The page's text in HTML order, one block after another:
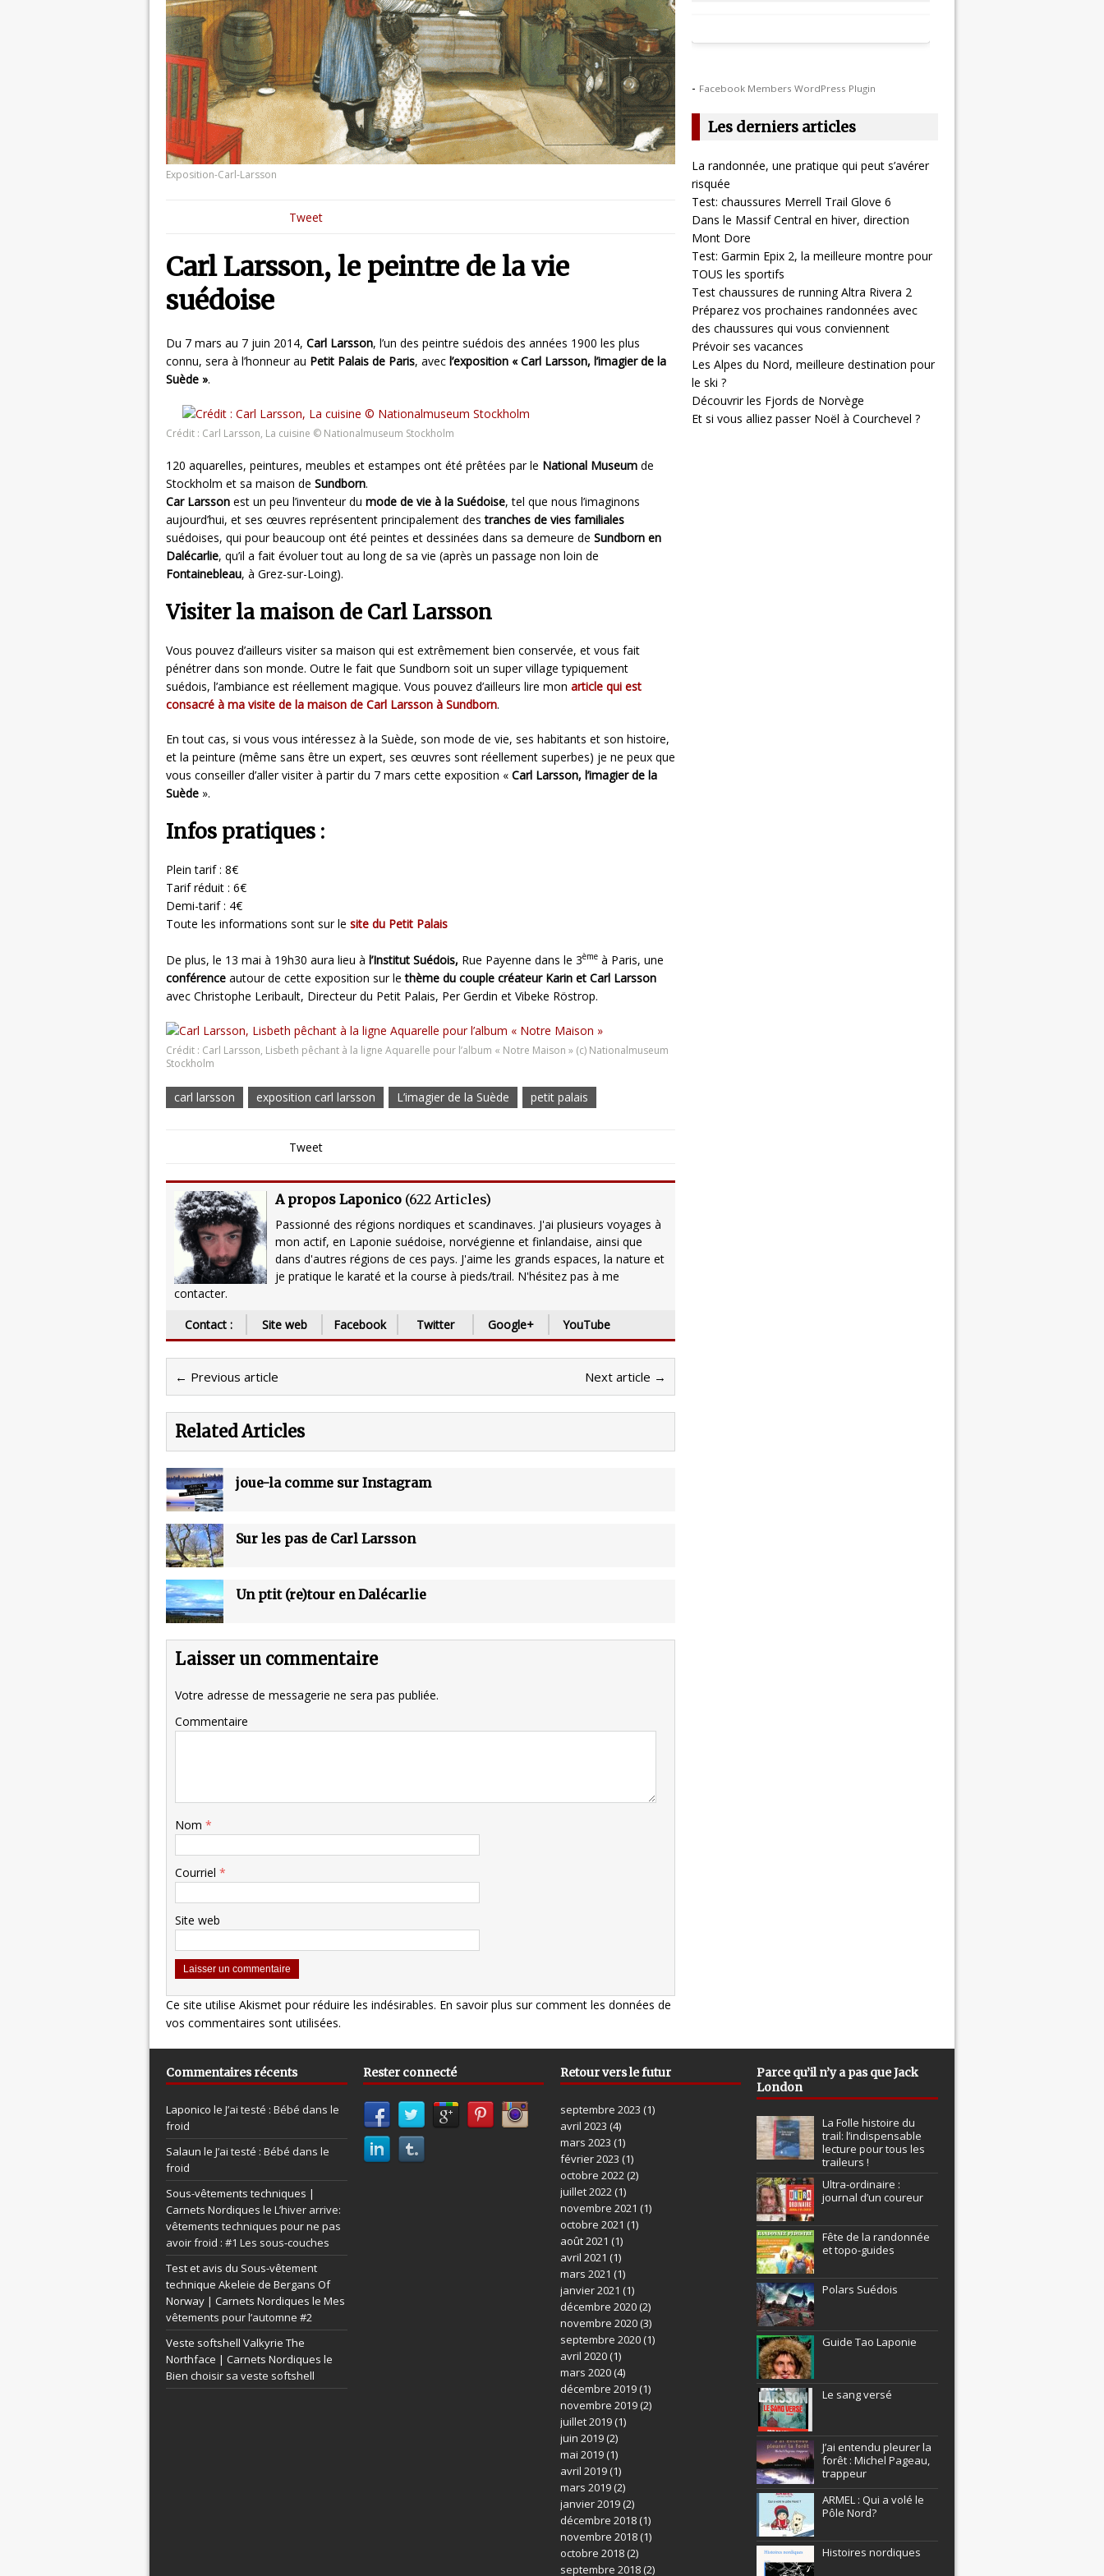
Exposition-Carl-Larsson
Tweet
Carl Larsson, le peintre de la vie
suédoise
Du 7 mars au 7 juin 2014, Carl Larsson, l’un des peintre suédois des années 1900 les plus
connu, sera à l’honneur au Petit Palais de Paris, avec l’exposition « Carl Larsson, l’imagier de la
Suède ».
Crédit : Carl Larsson, La cuisine © Nationalmuseum Stockholm
120 aquarelles, peintures, meubles et estampes ont été prêtées par le National Museum de
Stockholm et sa maison de Sundborn.
Car Larsson est un peu l’inventeur du mode de vie à la Suédoise, tel que nous l’imaginons
aujourd’hui, et ses œuvres représentent principalement destranches de vies familiales
suédoises, qui pour beaucoup ont été peintes et dessinées dans sa demeure de Sundborn en
Dalécarlie, qu’il a fait évoluer tout au long de sa vie (après un passage non loin de
Fontainebleau, à Grez-sur-Loing).
Visiter la maison de Carl Larsson
Vous pouvez d’ailleurs visiter sa maison qui est extrêmement bien conservée, et vous fait
pénétrer dans son monde. Outre le fait que Sundborn soit un super village typiquement
suédois, l’ambiance est réellement magique. Vous pouvez d’ailleurs lire mon article qui est
consacré à ma visite de la maison de Carl Larsson à Sundborn.
En tout cas, si vous vous intéressez à la Suède, son mode de vie, ses habitants et son histoire,
et la peinture (même sans être un expert, ses œuvres sont réellement superbes) je ne peux que
vous conseiller d’aller visiter à partir du 7 mars cette exposition « Carl Larsson, l’imagier de la
Suède ».
Infos pratiques :
Plein tarif : 8€
Tarif réduit : 6€
Demi-tarif : 4€
Toute les informations sont sur le site du Petit Palais
De plus, le 13 mai à 19h30 aura lieu à l’Institut Suédois, Rue Payenne dans le 3ème à Paris, une
conférence autour de cette exposition sur lethème du couple créateur Karin et Carl Larsson
avec Christophe Leribault, Directeur du Petit Palais, Per Gerdin et Vibeke Röstrop.
Crédit : Carl Larsson, Lisbeth pêchant à la ligne Aquarelle pour l’album « Notre Maison » (c) Nationalmuseum
Stockholm
carl larsson exposition carl larsson L’imagier de la Suède petit palais
Tweet
A propos Laponico (622 Articles)
Passionné des régions nordiques et scandinaves. J'ai plusieurs voyages à
mon actif, en Laponie suédoise, norvégienne et finlandaise, ainsi que
dans d'autres régions de ces pays. J'aime les grands espaces, la nature et
je pratique le karaté et la course à pieds/trail. N'hésitez pas à me
contacter.
Contact :
Site web Facebook Twitter Google+ YouTube
← Previous article Next article →
Related Articles
joue-la comme sur Instagram
Sur les pas de Carl Larsson
Un ptit (re)tour en Dalécarlie
Laisser un commentaire
Votre adresse de messagerie ne sera pas publiée.
Commentaire
Nom *
Courriel *
Site web
Ce site utilise Akismet pour réduire les indésirables. En savoir plus sur comment les données de
vos commentaires sont utilisées.
- Facebook Members WordPress Plugin
Les derniers articles
La randonnée, une pratique qui peut s’avérer
risquée
Test: chaussures Merrell Trail Glove 6
Dans le Massif Central en hiver, direction
Mont Dore
Test: Garmin Epix 2, la meilleure montre pour
TOUS les sportifs
Test chaussures de running Altra Rivera 2
Préparez vos prochaines randonnées avec
des chaussures qui vous conviennent
Prévoir ses vacances
Les Alpes du Nord, meilleure destination pour
le ski ?
Découvrir les Fjords de Norvège
Et si vous alliez passer Noël à Courchevel ?
Commentaires récents
Laponico le J’ai testé : Bébé dans le
froid
Salaun le J’ai testé : Bébé dans le
froid
Sous-vêtements techniques |
Carnets Nordiques le L’hiver arrive:
vêtements techniques pour ne pas
avoir froid : #1 Les sous-couches
Test et avis du Sous-vêtement
technique Akeleie de Bergans Of
Norway | Carnets Nordiques le Mes
vêtements pour l’automne #2
Veste softshell Valkyrie The
Northface | Carnets Nordiques le
Bien choisir sa veste softshell
Rester connecté Retour vers le futur
septembre 2023 (1)
avril 2023 (4)
mars 2023 (1)
février 2023 (1)
octobre 2022(2)
juillet 2022(1)
novembre 2021 (1)
octobre 2021 (1)
août 2021 (1)
avril 2021 (1)
mars 2021 (1)
janvier 2021 (1)
décembre 2020(2)
novembre 2020(3)
septembre 2020(1)
avril 2020(1)
mars 2020(4)
décembre 2019(1)
novembre 2019(2)
juillet 2019(1)
juin 2019(2)
mai 2019(1)
avril 2019(1)
mars 2019(2)
janvier 2019(2)
décembre 2018(1)
novembre 2018(1)
octobre 2018(2)
septembre 2018(2)
Parce qu’il n’y a pas que Jack
London
La Folle histoire du
trail: l’indispensable
lecture pour tous les
traileurs !
Ultra-ordinaire :
journal d’un coureur
Fête de la randonnée
et topo-guides
Polars Suédois
Guide Tao Laponie
Le sang versé
J’ai entendu pleurer la
forêt : Michel Pageau,
trappeur
ARMEL : Qui a volé le
Pôle Nord?
Histoires nordiques